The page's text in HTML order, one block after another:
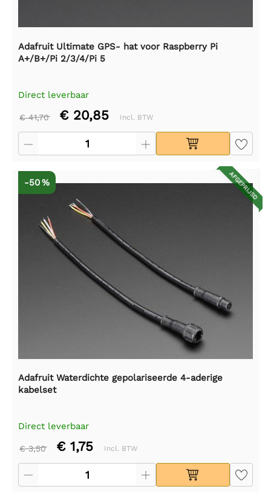
Adafruit Ultimate GPS- hat voor Raspberry Pi
A+/B+/Pi 2/3/4/Pi 5
Direct leverbaar
€ 41,70 € 20,85 Incl. BTW
AFGEPRIJSD
-50 %
Adafruit Waterdichte gepolariseerde 4-aderige
kabelset
Direct leverbaar
€ 3,50 € 1,75 Incl. BTW